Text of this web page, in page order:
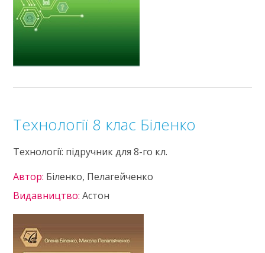
Технології 8 клас Біленко
Технології: підручник для 8-го кл.
Автор: Біленко, Пелагейченко
Видавництво:Астон